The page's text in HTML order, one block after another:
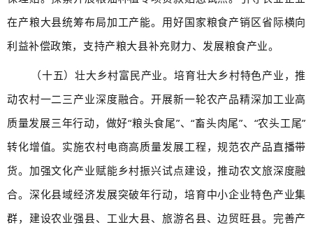
在产粮大县统筹布局加工产能。用好国家粮食产销区省际横向
利益补偿政策，支持产粮大县补充财力、发展粮食产业。
（十五）壮大乡村富民产业。培育壮大乡村特色产业，推
动农村一二三产业深度融合。开展新一轮农产品精深加工业高
质量发展三年行动，做好“粮头食尾”、“畜头肉尾”、“农头工尾”
转化增值。实施农村电商高质量发展工程，规范农产品直播带
货。加强文化产业赋能乡村振兴试点建设，推动农文旅深度融
合。深化县域经济发展突破年行动，培育中小企业特色产业集
群，建设农业强县、工业大县、旅游名县、边贸旺县。完善产